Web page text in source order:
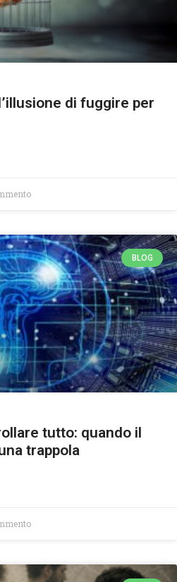
di fuggire per
BLOG
tutto: quando il
trappola